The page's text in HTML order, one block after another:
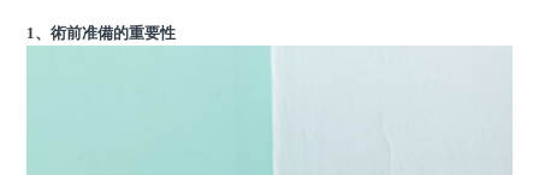
1、術前准備的重要性